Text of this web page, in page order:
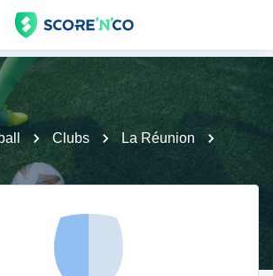
Clubs
La Réunion